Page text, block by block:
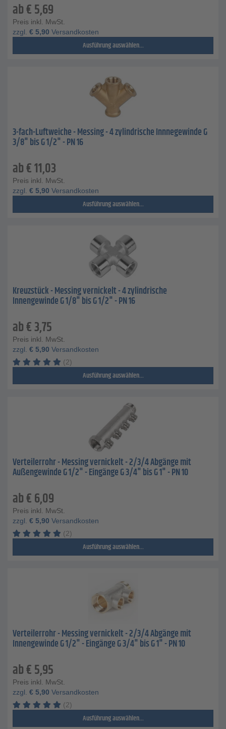
ab€5,69
Preis inkl. MwSt.
zzgl. € 5,90 Versandkosten
Ausführung auswählen...
3-fach-Luftweiche - Messing - 4 zylindrische Innnegewinde G
3/8" bis G 1/2" - PN 16
ab€11,03
Preis inkl. MwSt.
zzgl. € 5,90 Versandkosten
Ausführung auswählen...
Kreuzstück - Messing vernickelt - 4 zylindrische
Innengewinde G 1/8" bis G 1/2" - PN 16
ab€3,75
Preis inkl. MwSt.
zzgl. € 5,90 Versandkosten
(2)
Ausführung auswählen...
Verteilerrohr - Messing vernickelt - 2/3/4 Abgänge mit
Außengewinde G 1/2" - Eingänge G 3/4" bis G 1" - PN 10
ab€6,09
Preis inkl. MwSt.
zzgl. € 5,90 Versandkosten
(2)
Ausführung auswählen...
Verteilerrohr - Messing vernickelt - 2/3/4 Abgänge mit
Innengewinde G 1/2" - Eingänge G 3/4" bis G 1" - PN 10
ab€5,95
Preis inkl. MwSt.
zzgl. € 5,90 Versandkosten
(2)
Ausführung auswählen...